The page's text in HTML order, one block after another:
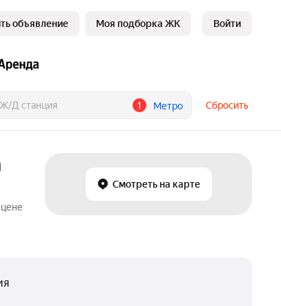
объявление Моя подборка ЖК Войти
1 Метро Сбросить
Смотреть на карте